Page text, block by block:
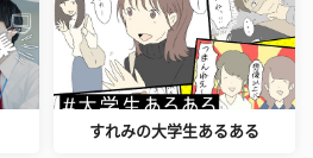
すれみの大学生あるある